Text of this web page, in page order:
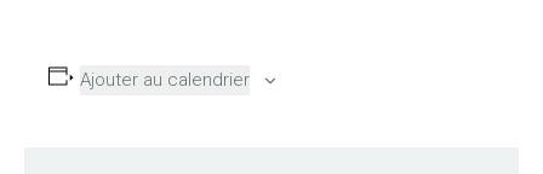
Ajouter au calendrier